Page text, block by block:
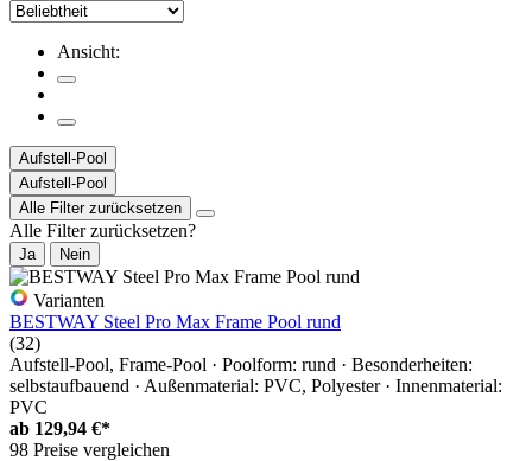
Ansicht:
Aufstell-Pool
Aufstell-Pool
Alle Filter zurücksetzen
Alle Filter zurücksetzen?
Ja Nein
Varianten
BESTWAY Steel Pro Max Frame Pool rund
(32)
Aufstell-Pool, Frame-Pool · Poolform: rund · Besonderheiten:
selbstaufbauend · Außenmaterial: PVC, Polyester · Innenmaterial:
PVC
ab 129,94 €*
98 Preise vergleichen